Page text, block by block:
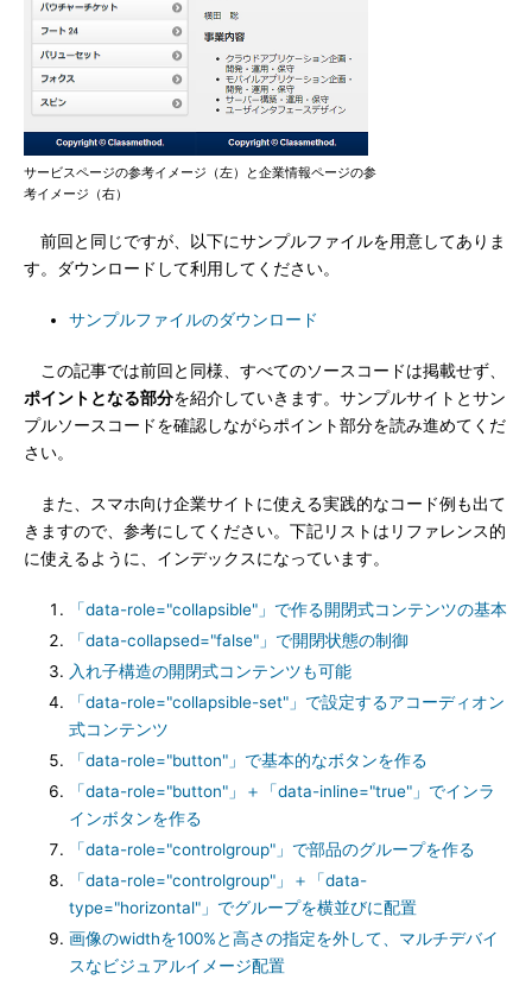
サービスページの参考イメージ（左）と企業情報ページの参
考イメージ（右）
前回と同じですが、以下にサンプルファイルを用意してありま
す。ダウンロードして利用してください。
サンプルファイルのダウンロード
この記事では前回と同様、すべてのソースコードは掲載せず、
ポイントとなる部分を紹介していきます。サンプルサイトとサン
プルソースコードを確認しながらポイント部分を読み進めてくだ
さい。
また、スマホ向け企業サイトに使える実践的なコード例も出て
きますので、参考にしてください。下記リストはリファレンス的
に使えるように、インデックスになっています。
「data-role="collapsible"」で作る開閉式コンテンツの基本
「data-collapsed="false"」で開閉状態の制御
入れ子構造の開閉式コンテンツも可能
「data-role="collapsible-set"」で設定するアコーディオン
式コンテンツ
「data-role="button"」で基本的なボタンを作る
「data-role="button"」＋「data-inline="true"」でインラ
インボタンを作る
「data-role="controlgroup"」で部品のグループを作る
「data-role="controlgroup"」＋「data-
type="horizontal"」でグループを横並びに配置
画像のwidthを100%と高さの指定を外して、マルチデバイ
スなビジュアルイメージ配置